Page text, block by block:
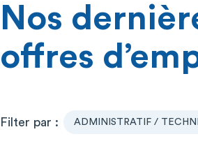
Nos
offres
ADMINISTRATIF /